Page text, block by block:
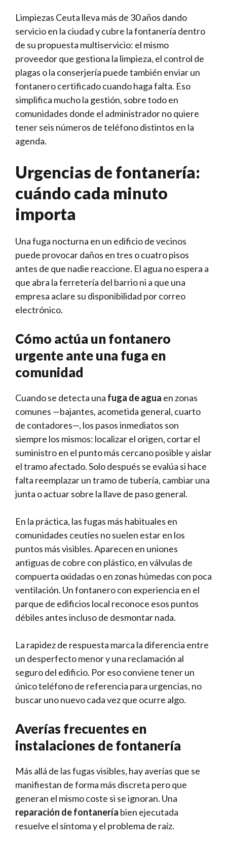
Limpiezas Ceuta lleva más de 30 años dando
servicio en la ciudad y cubre la fontanería dentro
de su propuesta multiservicio: el mismo
proveedor que gestiona la limpieza, el control de
plagas o la conserjería puede también enviar un
fontanero certificado cuando haga falta. Eso
simplifica mucho la gestión, sobre todo en
comunidades donde el administrador no quiere
tener seis números de teléfono distintos en la
agenda.
Urgencias de fontanería:
cuándo cada minuto
importa
Una fuga nocturna en un edificio de vecinos
puede provocar daños en tres o cuatro pisos
antes de que nadie reaccione. El agua no espera a
que abra la ferretería del barrio ni a que una
empresa aclare su disponibilidad por correo
electrónico.
Cómo actúa un fontanero
urgente ante una fuga en
comunidad
Cuando se detecta una fuga de agua en zonas
comunes —bajantes, acometida general, cuarto
de contadores—, los pasos inmediatos son
siempre los mismos: localizar el origen, cortar el
suministro en el punto más cercano posible y aislar
el tramo afectado. Solo después se evalúa si hace
falta reemplazar un tramo de tubería, cambiar una
junta o actuar sobre la llave de paso general.
En la práctica, las fugas más habituales en
comunidades ceutíes no suelen estar en los
puntos más visibles. Aparecen en uniones
antiguas de cobre con plástico, en válvulas de
compuerta oxidadas o en zonas húmedas con poca
ventilación. Un fontanero con experiencia en el
parque de edificios local reconoce esos puntos
débiles antes incluso de desmontar nada.
La rapidez de respuesta marca la diferencia entre
un desperfecto menor y una reclamación al
seguro del edificio. Por eso conviene tener un
único teléfono de referencia para urgencias, no
buscar uno nuevo cada vez que ocurre algo.
Averías frecuentes en
instalaciones de fontanería
Más allá de las fugas visibles, hay averías que se
manifiestan de forma más discreta pero que
generan el mismo coste si se ignoran. Una
reparación de fontanería bien ejecutada
resuelve el síntoma y el problema de raíz.